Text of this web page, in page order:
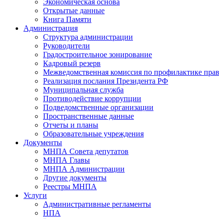
Экономическая основа
Открытые данные
Книга Памяти
Администрация
Структура администрации
Руководители
Градостроительное зонирование
Кадровый резерв
Межведомственная комиссия по профилактике
Реализация послания Президента РФ
Муниципальная служба
Противодействие коррупции
Подведомственные организации
Пространственные данные
Отчеты и планы
Образовательные учреждения
Документы
МНПА Совета депутатов
МНПА Главы
МНПА Администрации
Другие документы
Реестры МНПА
Услуги
Административные регламенты
НПА